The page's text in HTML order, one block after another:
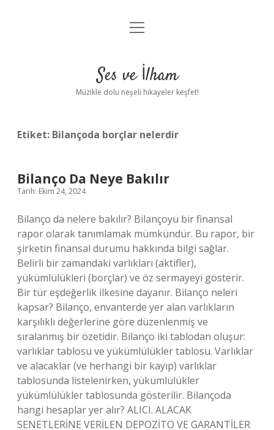
Anasayfa
Yasal Uyarı
menüyü
Ses ve İlham
Müzikle dolu neşeli hikayeler keşfet!
Etiket: Bilançoda borçlar nelerdir
Bilanço Da Neye Bakılır
Tarih: Ekim 24, 2024
Bilanço da nelere bakılır? Bilançoyu bir finansal
rapor olarak tanımlamak mümkündür. Bu rapor, bir
şirketin finansal durumu hakkında bilgi sağlar.
Belirli bir zamandaki varlıkları (aktifler),
yükümlülükleri (borçlar) ve öz sermayeyi gösterir.
Bir tür eşdeğerlik ilkesine dayanır. Bilanço neleri
kapsar? Bilanço, envanterde yer alan varlıkların
karşılıklı değerlerine göre düzenlenmiş ve
sıralanmış bir özetidir. Bilanço iki tablodan oluşur:
varlıklar tablosu ve yükümlülükler tablosu. Varlıklar
ve alacaklar (ve herhangi bir kayıp) varlıklar
tablosunda listelenirken, yükümlülükler
yükümlülükler tablosunda gösterilir. Bilançoda
hangi hesaplar yer alır? ALICI. ALACAK
SENETLERİNE VERİLEN DEPOZİTO VE GARANTİLER